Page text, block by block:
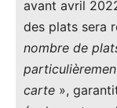
avant avril
des plats sera
nombre de
carte »,